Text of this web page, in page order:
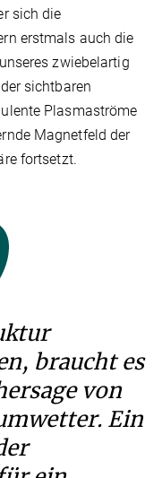
sich die
erstmals auch die
zwiebelartig
sichtbaren
Plasmaströme
Magnetfeld der
fortsetzt.
braucht es
von
Ein